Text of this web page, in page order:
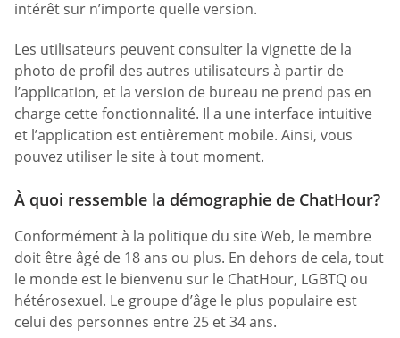
intérêt sur n’importe quelle version.
Les utilisateurs peuvent consulter la vignette de la
photo de profil des autres utilisateurs à partir de
l’application, et la version de bureau ne prend pas en
charge cette fonctionnalité. Il a une interface intuitive
et l’application est entièrement mobile. Ainsi, vous
pouvez utiliser le site à tout moment.
À quoi ressemble la démographie de ChatHour?
Conformément à la politique du site Web, le membre
doit être âgé de 18 ans ou plus. En dehors de cela, tout
le monde est le bienvenu sur le ChatHour, LGBTQ ou
hétérosexuel. Le groupe d’âge le plus populaire est
celui des personnes entre 25 et 34 ans.